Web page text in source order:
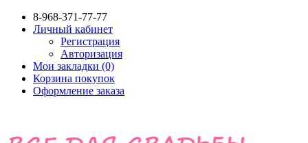
8-968-371-77-77
Личный кабинет
Регистрация
Авторизация
Мои закладки (0)
Корзина покупок
Оформление заказа